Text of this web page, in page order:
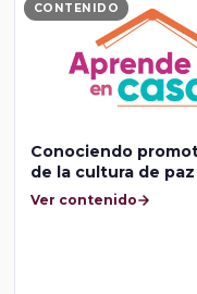
CONTENIDO
Conociendo
de la cultura de paz
Ver contenido